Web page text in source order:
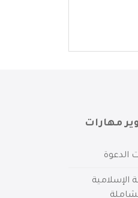
مهارات
الدعوة
الإسلامية